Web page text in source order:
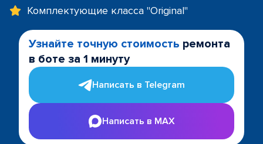
Комплектующие класса "Original"
Узнайте точную стоимость ремонта
в боте за 1 минуту
Написать в Telegram
Написать в MAX